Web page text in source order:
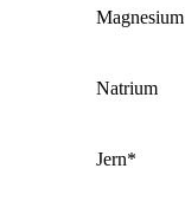
Magnesium
Natrium
Jern*